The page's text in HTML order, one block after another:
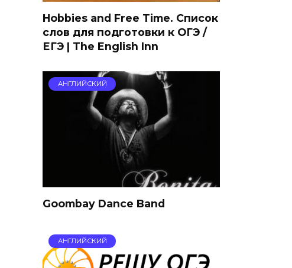
Hobbies and Free Time. Список
слов для подготовки к ОГЭ /
ЕГЭ | The English Inn
АНГЛИЙСКИЙ
Goombay Dance Band
АНГЛИЙСКИЙ